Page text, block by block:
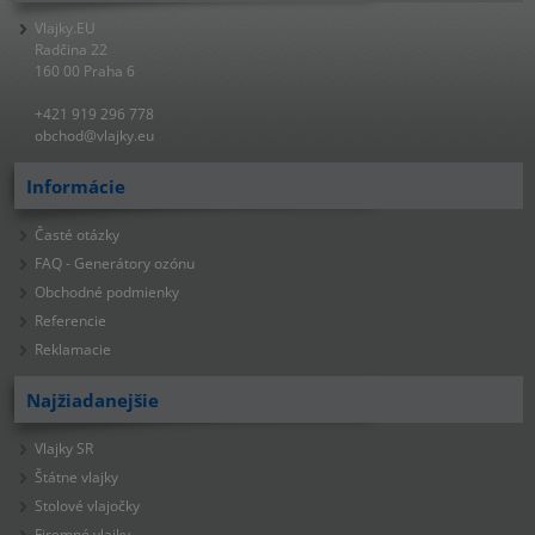
Vlajky.EU
Radčina 22
160 00 Praha 6
+421 919 296 778
obchod@vlajky.eu
Informácie
Časté otázky
FAQ - Generátory ozónu
Obchodné podmienky
Referencie
Reklamacie
Najžiadanejšie
Vlajky SR
Štátne vlajky
Stolové vlajočky